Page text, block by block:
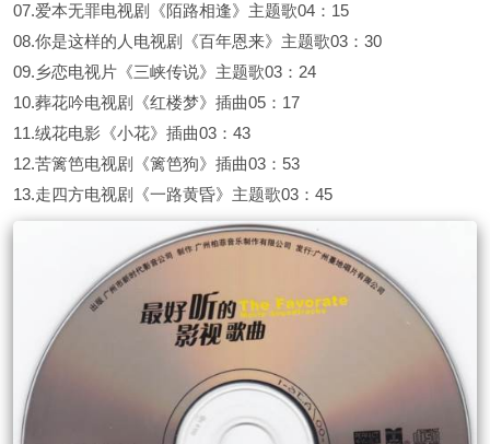
07.爱本无罪电视剧《陌路相逢》主题歌04：15
08.你是这样的人电视剧《百年恩来》主题歌03：30
09.乡恋电视片《三峡传说》主题歌03：24
10.葬花吟电视剧《红楼梦》插曲05：17
11.绒花电影《小花》插曲03：43
12.苦篱笆电视剧《篱笆狗》插曲03：53
13.走四方电视剧《一路黄昏》主题歌03：45